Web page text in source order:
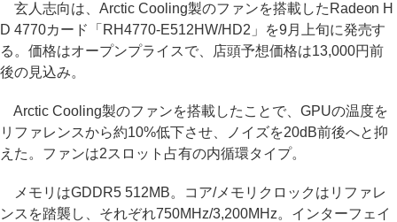
玄人志向は、Arctic Cooling製のファンを搭載したRadeon H
D 4770カード「RH4770-E512HW/HD2」を9月上旬に発売す
る。価格はオープンプライスで、店頭予想価格は13,000円前
後の見込み。
Arctic Cooling製のファンを搭載したことで、GPUの温度を
リファレンスから約10%低下させ、ノイズを20dB前後へと抑
えた。ファンは2スロット占有の内循環タイプ。
メモリはGDDR5 512MB。コア/メモリクロックはリファレ
ンスを踏襲し、それぞれ750MHz/3,200MHz。インターフェイ